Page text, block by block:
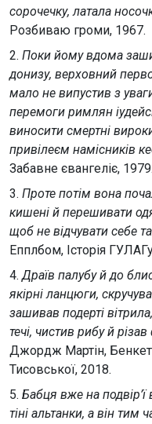
сорочечку, латала
Розбиваю громи, 1967.
2. Поки йому вдома
донизу, верховний
мало не випустив з
перемоги римлян
виносити смертні
привілеєм намісників
Забавне євангеліє, 1979.
3. Проте потім вона
кишені й перешивати
щоб не відчувати себе
Епплбом, Історія
4.Драїв палубу й до
якірні ланцюги,
зашивав подерті
течі, чистив рибу й
Джордж Мартін, Бенкет
Тисовської, 2018.
5. Бабця вже на
тіні альтанки, а він